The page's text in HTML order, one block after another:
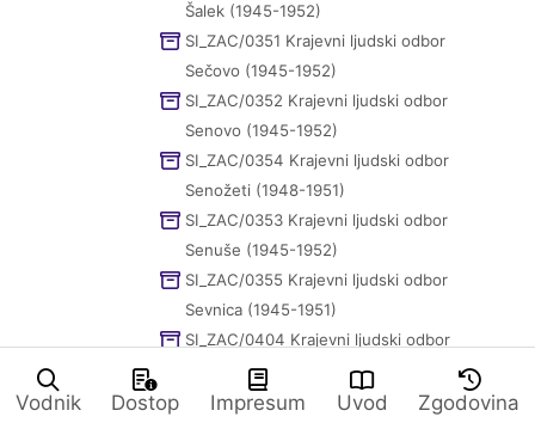
Vodnik Dostop Impresum Uvod Zgodovina
Šalek (1945-1952)
SI_ZAC/0351 Krajevni ljudski odbor
Sečovo (1945-1952)
SI_ZAC/0352 Krajevni ljudski odbor
Senovo (1945-1952)
SI_ZAC/0354 Krajevni ljudski odbor
Senožeti (1948-1951)
SI_ZAC/0353 Krajevni ljudski odbor
Senuše (1945-1952)
SI_ZAC/0355 Krajevni ljudski odbor
Sevnica (1945-1951)
SI_ZAC/0404 Krajevni ljudski odbor
Škalce (1947-1952)
SI_ZAC/0405 Krajevni ljudski odbor